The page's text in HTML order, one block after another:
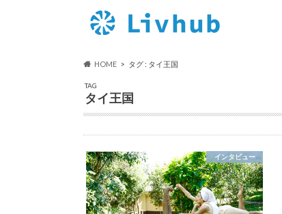
HOME タグ : タイ王国
TAG
タイ王国
インタビュー